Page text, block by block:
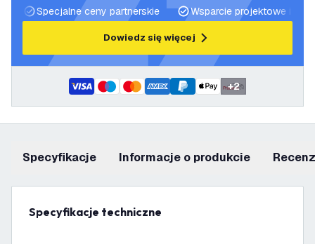
Specjalne ceny partnerskie
Wsparcie projektowe i
Dowiedz się więcej
+2
Specyfikacje informacje o produkcie
Specyfikacje techniczne